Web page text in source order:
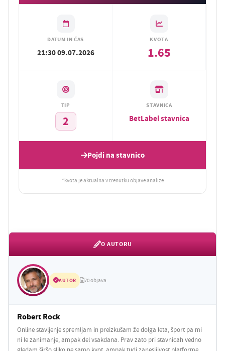
DATUM IN ČAS
21:30 09.07.2026
KVOTA
1.65
TIP
2
STAVNICA
BetLabel stavnica
Pojdi na stavnico
*kvota je aktualna v trenutku objave analize
O AUTORU
AUTOR 70 objava
Robert Rock
Online stavljenje spremljam in preizkušam že dolga leta, šport pa mi
ni le zanimanje, ampak del vsakdana. Prav zato pri stavnicah vedno